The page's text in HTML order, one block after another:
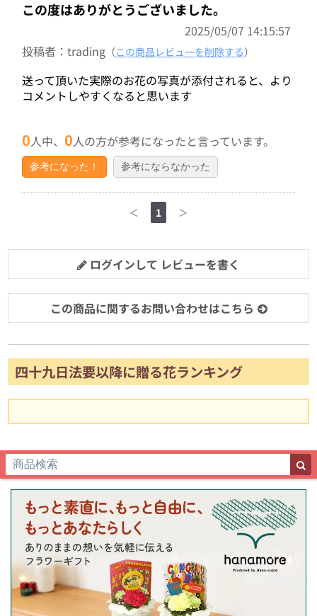
この度はありがとうございました。
2025/05/07 14:15:57
投稿者：trading （この商品レビューを削除する）
送って頂いた実際のお花の写真が添付されると、より
コメントしやすくなると思います
0人中、0人の方が参考になったと言っています。
参考になった！ 参考にならなかった
＜ 1 ＞
ログインして レビューを書く
この商品に関するお問い合わせはこちら
四十九日法要以降に贈る花ランキング